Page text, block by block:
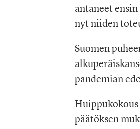
antaneet
nyt niiden
Suomen
pandemian
päätöksen